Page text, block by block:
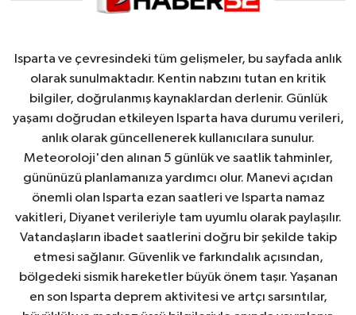
Isparta ve çevresindeki tüm gelişmeler, bu sayfada anlık
olarak sunulmaktadır. Kentin nabzını tutan en kritik
bilgiler, doğrulanmış kaynaklardan derlenir. Günlük
yaşamı doğrudan etkileyen Isparta hava durumu verileri,
anlık olarak güncellenerek kullanıcılara sunulur.
Meteoroloji'den alınan 5 günlük ve saatlik tahminler,
gününüzü planlamanıza yardımcı olur. Manevi açıdan
önemli olan Isparta ezan saatleri ve Isparta namaz
vakitleri, Diyanet verileriyle tam uyumlu olarak paylaşılır.
Vatandaşların ibadet saatlerini doğru bir şekilde takip
etmesi sağlanır. Güvenlik ve farkındalık açısından,
bölgedeki sismik hareketler büyük önem taşır. Yaşanan
en son Isparta deprem aktivitesi ve artçı sarsıntılar,